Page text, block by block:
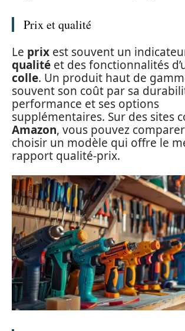
Prix et qualité
Le prix est souvent un
qualité et des fonctionnalités
colle. Un produit haut de
souvent son coût par sa
performance et ses options
supplémentaires. Sur des sites
Amazon, vous pouvez
choisir un modèle qui offre le
rapport qualité-prix.